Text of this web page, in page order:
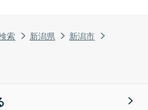
索 新潟県
新潟市